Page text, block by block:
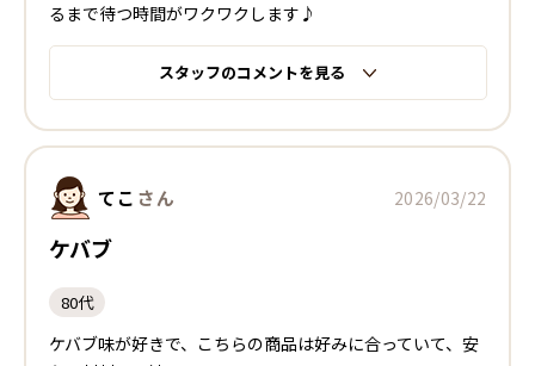
るまで待つ時間がワクワクします♪
スタッフのコメントを見る
てこ さん 2026/03/22
ケバブ
80代
ケバブ味が好きで、こちらの商品は好みに合っていて、安